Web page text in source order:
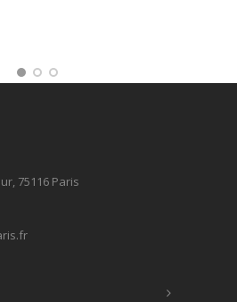
75116 Paris